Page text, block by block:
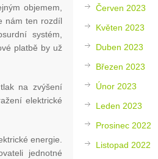
objemem,
nám ten rozdíl
systém,
platbě by už
na zvýšení
elektrické
energie.
jednotné
Červen 2023
Květen 2023
Duben 2023
Březen 2023
Únor 2023
Leden 2023
Prosinec 2022
Listopad 2022